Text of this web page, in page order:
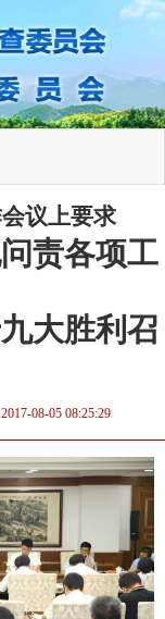
议上要求
责各项工
大胜利召
2017-08-05 08:25:29